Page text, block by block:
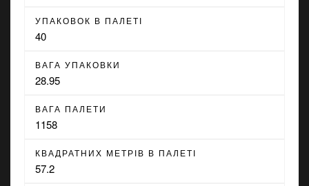
УПАКОВОК В ПАЛЕТІ
40
ВАГА УПАКОВКИ
28.95
ВАГА ПАЛЕТИ
1158
КВАДРАТНИХ МЕТРІВ В ПАЛЕТІ
57.2